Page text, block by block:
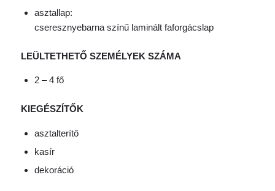
asztallap:
cseresznyebarna színű laminált faforgácslap
LEÜLTETHETŐ SZEMÉLYEK SZÁMA
2 – 4 fő
KIEGÉSZÍTŐK
asztalterítő
kasír
dekoráció